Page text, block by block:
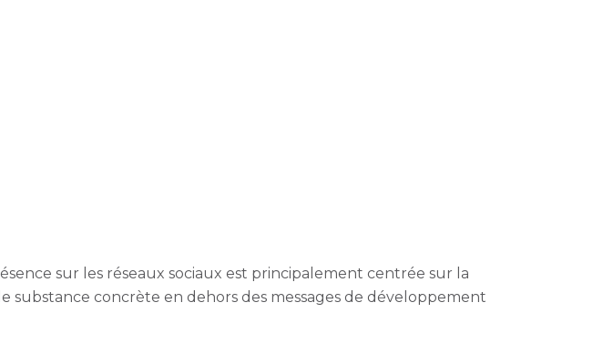
sur les réseaux sociaux est principalement centrée sur la
concrète en dehors des messages de développement